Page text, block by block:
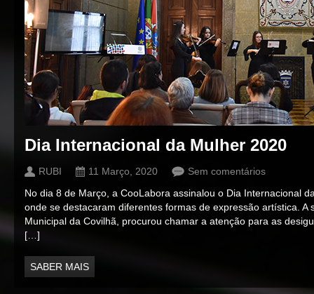
Dia Internacional da Mulher 2020
RUBI 11 Março, 2020
Sem comentários
No dia 8 de Março, a CooLabora assinalou o Dia Internacional
onde se destacaram diferentes formas de expressão artística. A
Municipal da Covilhã, procurou chamar a atenção para as
[…]
SABER MAIS